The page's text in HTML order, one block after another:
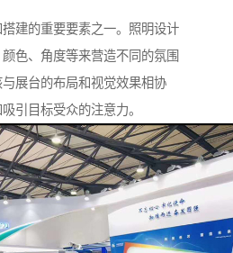
建的重要要素之一。照明设计
色、角度等来营造不同的氛围
展台的布局和视觉效果相协
引目标受众的注意力。